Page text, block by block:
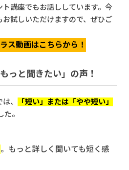
ト講座でもお話ししています。今
試しいただけますので、ぜひご
ス動画はこちらから！
っと聞きたい」の声！
、
「短い」または「やや短い」
た。
。もっと詳しく聞いても短く感